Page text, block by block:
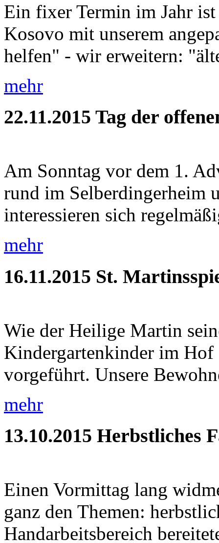
Ein fixer Termin im Jahr
Kosovo mit unserem
helfen" - wir erweitern:
mehr
22.11.2015 Tag der
Am Sonntag vor dem 1.
rund im Selberdingerheim
interessieren sich
mehr
16.11.2015 St.
Wie der Heilige Martin
Kindergartenkinder im Hof
vorgeführt. Unsere
mehr
13.10.2015 Herbstliches
Einen Vormittag lang
ganz den Themen:
Handarbeitsbereich